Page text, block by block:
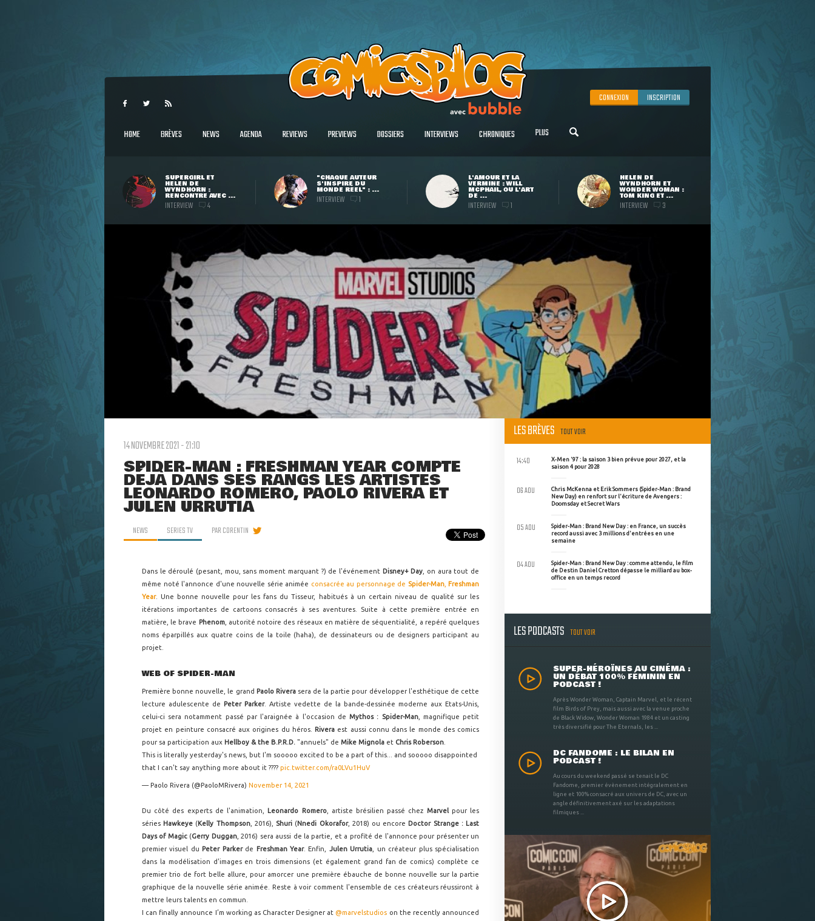
CONNEXION INSCRIPTION
HOME BRÈVES NEWS AGENDA REVIEWS PREVIEWS DOSSIERS INTERVIEWS CHRONIQUES PLUS
SUPERGIRL ET
HELEN DE
WYNDHORN :
RENCONTRE AVEC ...
INTERVIEW 4
"CHAQUE AUTEUR
S'INSPIRE DU
MONDE RÉEL" : ...
INTERVIEW 1
L'AMOUR ET LA
VERMINE : WILL
MCPHAIL, OU L'ART
DE ...
INTERVIEW 1
HELEN DE
WYNDHORN ET
WONDER WOMAN :
TOM KING ET ...
INTERVIEW 3
14 NOVEMBRE 2021 - 21:10
SPIDER-MAN : FRESHMAN YEAR COMPTE
DÉJÀ DANS SES RANGS LES ARTISTES
LEONARDO ROMERO, PAOLO RIVERA ET
JULEN URRUTIA
NEWS SERIES TV PARCORENTIN
Dans le déroulé (pesant, mou, sans moment marquant ?) de l'événement Disney+ Day , on aura tout de
même noté l'annonce d'une nouvelle série animée consacrée au personnage de Spider-Man, Freshman
Year. Une bonne nouvelle pour les fans du Tisseur, habitués à un certain niveau de qualité sur les
itérations importantes de cartoons consacrés à ses aventures. Suite à cette première entrée en
matière, le brave Phenom, autorité notoire des réseaux en matière de séquentialité, a repéré quelques
noms éparpillés aux quatre coins de la toile (haha), de dessinateurs ou de designers participant au
projet.
WEB OF SPIDER-MAN
Première bonne nouvelle, le grand Paolo Riverasera de la partie pour développer l'esthétique de cette
lecture adulescente de
Peter Parker. Artiste vedette de la bande-dessinée moderne aux Etats-Unis,
celui-ci sera notamment passé par l'araignée à l'occasion deMythos : Spider-Man, magnifique petit
projet en peinture consacré aux origines du héros.
Rivera est aussi connu dans le monde des comics
pour sa participation aux Hellboy & the B.P.R.D. "annuels" de Mike Mignola et Chris Roberson
This is literally yesterday's news, but I'm sooooo excited to be a part of this... and sooooo disappointed
that I can't say anything more about it ???? pic.twitter.com/ra0LVu1HuV
— Paolo Rivera (@PaoloMRivera) November 14, 2021
Du côté des experts de l'animation, Leonardo Romero, artiste brésilien passé chez Marvelpour les
séries Hawkeye (Kelly Thompson, 2016), Shuri (Nnedi Okorafor, 2018) ou encore Doctor Strange : Last
Days of Magic(Gerry Duggan, 2016) sera aussi de la partie, et a profité de l'annonce pour présenter un
premier visuel du Peter Parkerde Freshman Year. Enfin, Julen Urrutia , un créateur plus spécialisation
dans la modélisation d'images en trois dimensions (et également grand fan de comics) complète ce
premier trio de fort belle allure, pour amorcer une première ébauche de bonne nouvelle sur la partie
graphique de la nouvelle série animée. Reste à voir comment l'ensemble de ces créateurs réussiront à
mettre leurs talents en commun.
I can finally announce I’m working as Character Designer at @marvelstudios on the recently announced
LES BRÈVES TOUT VOIR
X-Men '97 : la saison 3 bien prévue pour 2027, et la
saison 4 pour 2028
14:40
Chris McKenna et Erik Sommers (Spider-Man : Brand
New Day) en renfort sur l'écriture de Avengers :
Doomsday et Secret Wars
06 AOU
Spider-Man : Brand New Day : en France, un succès
record aussi avec 3 millions d'entrées en une
semaine
05 AOU
Spider-Man : Brand New Day : comme attendu, le film
de Destin Daniel Cretton dépasse le milliard au box-
office en un temps record
04 AOU
LES PODCASTS TOUT VOIR
SUPER-HÉROÏNES AU CINÉMA :
UN DÉBAT 100% FÉMININ EN
PODCAST !
Après Wonder Woman, Captain Marvel, et le récent
film Birds of Prey, mais aussi avec la venue proche
de Black Widow, Wonder Woman 1984 et un casting
très diversifié pour The Eternals, les ...
DC FANDOME : LE BILAN EN
PODCAST !
Au cours du weekend passé se tenait le DC
Fandome, premier évènement intégralement en
ligne et 100% consacré aux univers de DC, avec un
angle définitivement axé sur les adaptations
filmiques ...